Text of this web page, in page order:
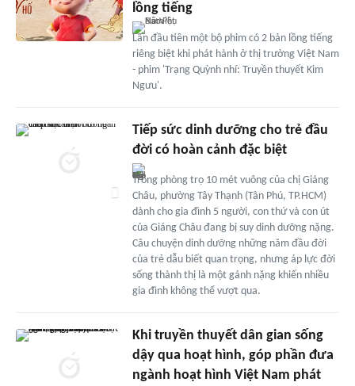
lồng tiếng
Lần đầu tiên một bộ phim có 2 bản lồng tiếng
riêng biệt khi phát hành ở thị trường Việt Nam
- phim 'Trạng Quỳnh nhí: Truyền thuyết Kim
Ngưu'.
Tiếp sức dinh dưỡng cho trẻ đầu
đời có hoàn cảnh đặc biệt
Trong phòng trọ 10 mét vuông của chị Giáng
Châu, phường Tây Thạnh (Tân Phú, TP.HCM)
dành cho gia đình 5 người, con thứ và con út
của Giáng Châu đang bị suy dinh dưỡng nặng.
Câu chuyện dinh dưỡng những năm đầu đời
của trẻ dẫu biết quan trọng, nhưng áp lực đời
sống thành thị là một gánh nặng khiến nhiều
gia đình không thể vượt qua.
Khi truyền thuyết dân gian sống
dậy qua hoạt hình, góp phần đưa
ngành hoạt hình Việt Nam phát